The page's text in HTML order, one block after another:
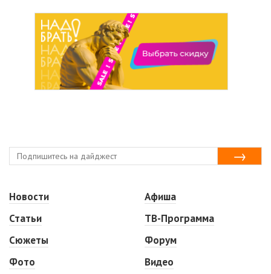
Новости
Статьи
Сюжеты
Фото
Афиша
ТВ-Программа
Форум
Видео